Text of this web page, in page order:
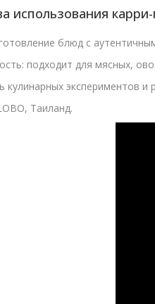
использования
блюд с
подходит для мясных,
кулинарных экспериментов
Таиланд.